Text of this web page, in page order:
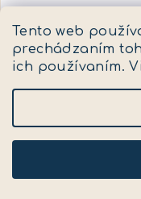
Tento web
prechádzaním
ich používaním.